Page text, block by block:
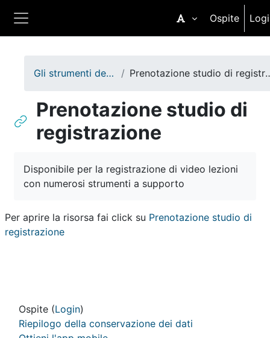
Pannello laterale
Ospite
Gli strumenti del DIR Prenotazione
Prenotazione studio di
registrazione
Disponibile per la registrazione di video lezioni
con numerosi strumenti a supporto
Per aprire la risorsa fai click su Prenotazione studio di
registrazione
Ospite (Login)
Riepilogo della conservazione dei dati